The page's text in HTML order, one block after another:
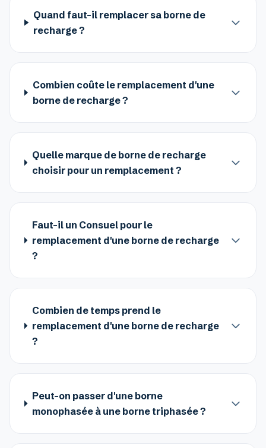
Quand faut-il remplacer sa borne de
recharge ?
Combien coûte le remplacement d'une
borne de recharge ?
Quelle marque de borne de recharge
choisir pour un remplacement ?
Faut-il un Consuel pour le
remplacement d'une borne de recharge
?
Combien de temps prend le
remplacement d'une borne de recharge
?
Peut-on passer d'une borne
monophasée à une borne triphasée ?